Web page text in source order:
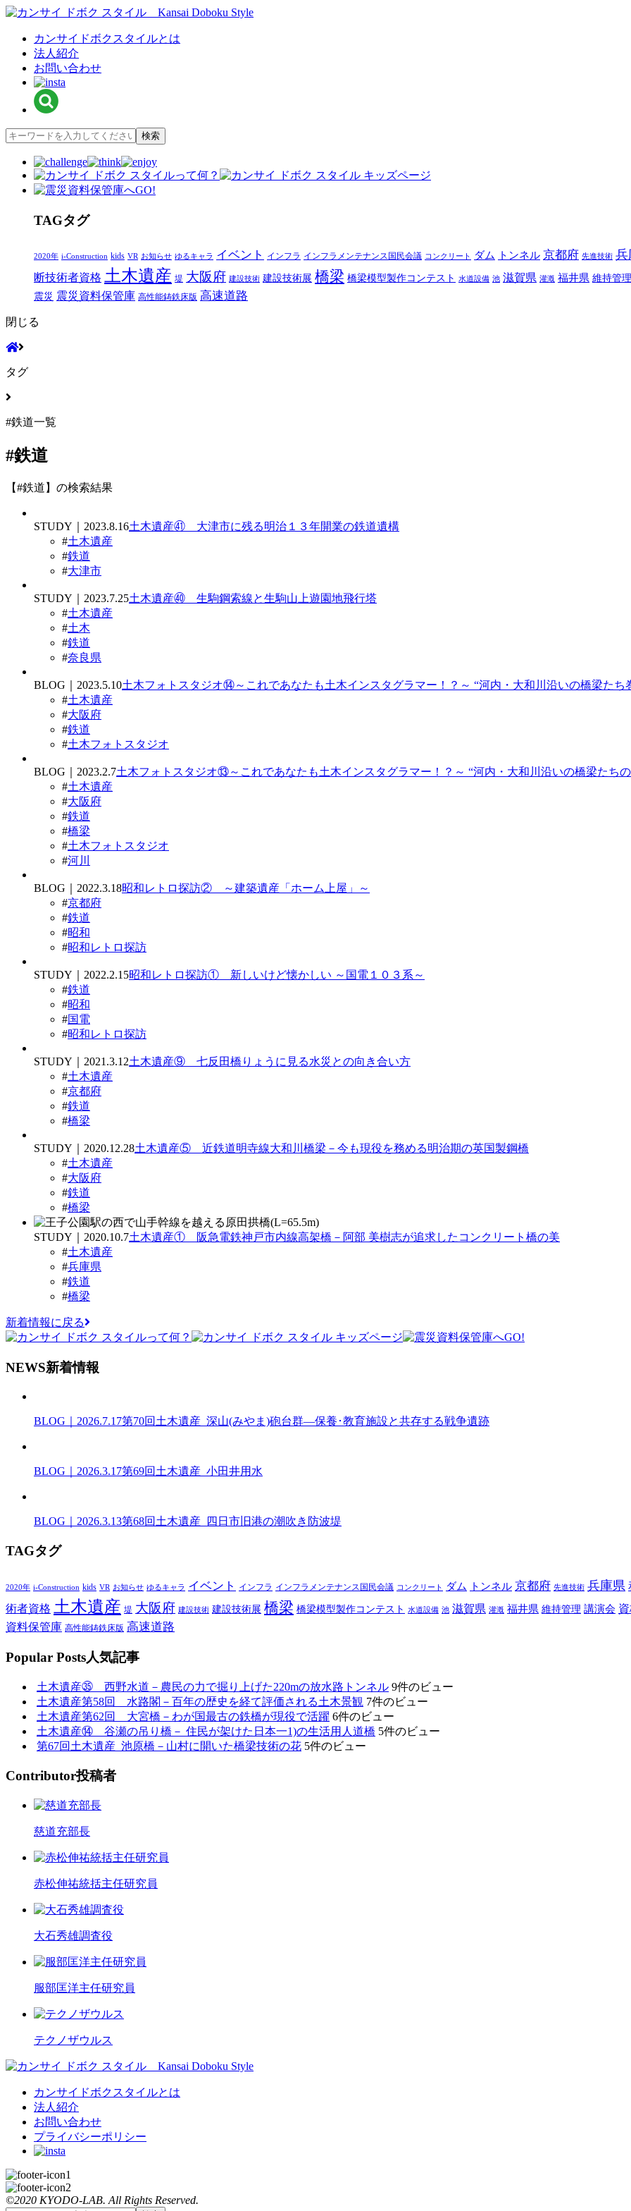
カンサイドボクスタイルとは
法人紹介
お問い合わせ
TAGタグ
2020年 i-Construction kids VR お知らせ ゆるキャラ イベント インフラ インフラメンテナンス国民会議 コンクリート ダム トンネル 京都府 先進技術 兵
断技術者資格 土木遺産 堤 大阪府 建設技術 建設技術展 橋梁 橋梁模型製作コンテスト 水道設備 池 滋賀県 灌漑 福井県 維持管理
震災 震災資料保管庫 高性能鋳鉄床版 高速道路
閉じる
タグ
#鉄道一覧
#鉄道
【#鉄道】の検索結果
STUDY｜2023.8.16土木遺産㊶ 大津市に残る明治１３年開業の鉄道遺構
#土木遺産
#鉄道
#大津市
STUDY｜2023.7.25土木遺産㊵ 生駒鋼索線と生駒山上遊園地飛行塔
#土木遺産
#土木
#鉄道
#奈良県
BLOG｜2023.5.10土木フォトスタジオ⑭～これであなたも土木インスタグラマー！？～ “河内・大和川沿いの橋梁たち
#土木遺産
#大阪府
#鉄道
#土木フォトスタジオ
BLOG｜2023.2.7土木フォトスタジオ⑬～これであなたも土木インスタグラマー！？～ “河内・大和川沿いの橋梁たち
#土木遺産
#大阪府
#鉄道
#橋梁
#土木フォトスタジオ
#河川
BLOG｜2022.3.18昭和レトロ探訪② ～建築遺産「ホーム上屋」～
#京都府
#鉄道
#昭和
#昭和レトロ探訪
STUDY｜2022.2.15昭和レトロ探訪① 新しいけど懐かしい ～国電１０３系～
#鉄道
#昭和
#国電
#昭和レトロ探訪
STUDY｜2021.3.12土木遺産⑨ 七反田橋りょうに見る水災との向き合い方
#土木遺産
#京都府
#鉄道
#橋梁
STUDY｜2020.12.28土木遺産⑤ 近鉄道明寺線大和川橋梁－今も現役を務める明治期の英国製鋼橋
#土木遺産
#大阪府
#鉄道
#橋梁
STUDY｜2020.10.7土木遺産① 阪急電鉄神戸市内線高架橋－阿部 美樹志が追求したコンクリート橋の美
#土木遺産
#兵庫県
#鉄道
#橋梁
新着情報に戻る
NEWS新着情報
BLOG｜2026.7.17第70回土木遺産_深山(みやま)砲台群―保養･教育施設と共存する戦争遺跡
BLOG｜2026.3.17第69回土木遺産_小田井用水
BLOG｜2026.3.13第68回土木遺産_四日市旧港の潮吹き防波堤
TAGタグ
2020年 i-Construction kids VR お知らせ ゆるキャラ イベント インフラ インフラメンテナンス国民会議 コンクリート ダム トンネル 京都府 先進技術 兵庫県
術者資格 土木遺産 堤 大阪府 建設技術 建設技術展 橋梁 橋梁模型製作コンテスト 水道設備 池 滋賀県 灌漑 福井県 維持管理 講演会
資料保管庫 高性能鋳鉄床版 高速道路
Popular Posts人気記事
土木遺産㉟ 西野水道－農民の力で掘り上げた220mの放水路トンネル 9件のビュー
土木遺産第58回 水路閣－百年の歴史を経て評価される土木景観 7件のビュー
土木遺産第62回 大宮橋－わが国最古の鉄橋が現役で活躍 6件のビュー
土木遺産⑭ 谷瀬の吊り橋－ 住民が架けた日本一1)の生活用人道橋 5件のビュー
第67回土木遺産_池原橋－山村に開いた橋梁技術の花 5件のビュー
Contributor投稿者
慈道充部長
赤松伸祐統括主任研究員
大石秀雄調査役
服部匡洋主任研究員
テクノザウルス
カンサイドボクスタイルとは
法人紹介
お問い合わせ
プライバシーポリシー
©2020 KYODO-LAB. All Rights Reserved.